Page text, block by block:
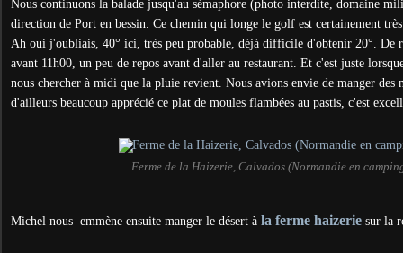
Nous continuons la balade jusqu'au sémaphore (photo interdite, domaine
direction de Port en bessin. Ce chemin qui longe le golf est certainement
Ah oui j'oubliais, 40° ici, très peu probable, déjà difficile d'obtenir 20°. De
avant 11h00, un peu de repos avant d'aller au restaurant. Et c'est juste
nous chercher à midi que la pluie revient. Nous avions envie de manger des
d'ailleurs beaucoup apprécié ce plat de moules flambées au pastis, c'est
Ferme de la Haizerie, Calvados (Normandie en
Michel nous emmène ensuite manger le désert à la ferme haizerie sur la